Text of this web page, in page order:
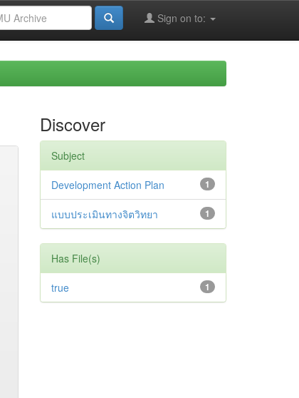
Sign on to:
Discover
Subject
1
Development Action Plan
1
แบบประเมินทางจิตวิทยา
Has File(s)
1
true